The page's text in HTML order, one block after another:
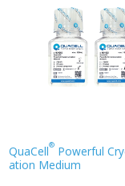
QuaCell® Powerful
ation Medium